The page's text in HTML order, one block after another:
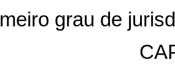
grau de